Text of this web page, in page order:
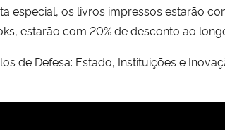
especial, os livros impressos estarão
estarão com 20% de desconto ao
de Defesa: Estado, Instituições e